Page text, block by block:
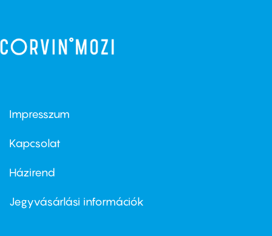
Footer
first
Impresszum
Kapcsolat
Footer
second
Házirend
Jegyvásárlási információk